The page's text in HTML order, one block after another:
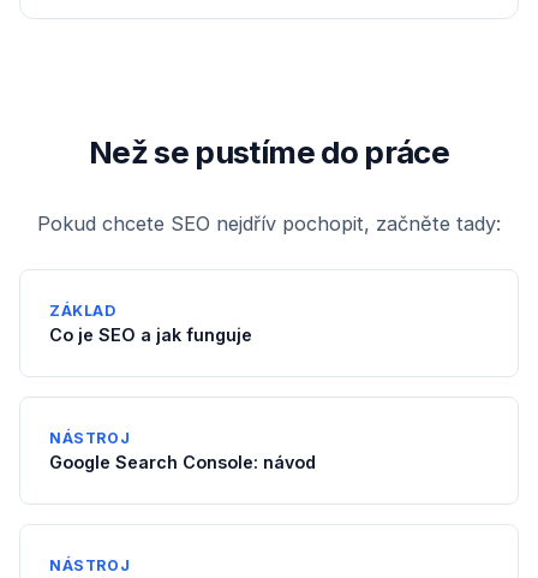
Než se pustíme do práce
Pokud chcete SEO nejdřív pochopit, začněte tady:
ZÁKLAD
Co je SEO a jak funguje
NÁSTROJ
Google Search Console: návod
NÁSTROJ